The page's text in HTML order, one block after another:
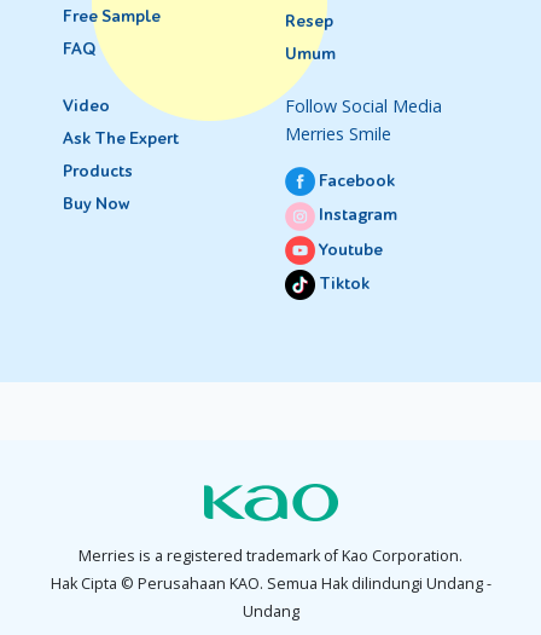
Free Sample
FAQ
Resep
Umum
Video
Ask The Expert
Products
Buy Now
Follow Social Media
Merries Smile
Facebook
Instagram
Youtube
Tiktok
Merries is a registered trademark of Kao Corporation.
Hak Cipta © Perusahaan KAO. Semua Hak dilindungi Undang -
Undang